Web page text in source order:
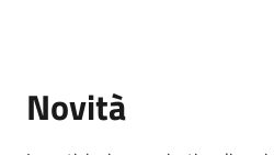
Novità